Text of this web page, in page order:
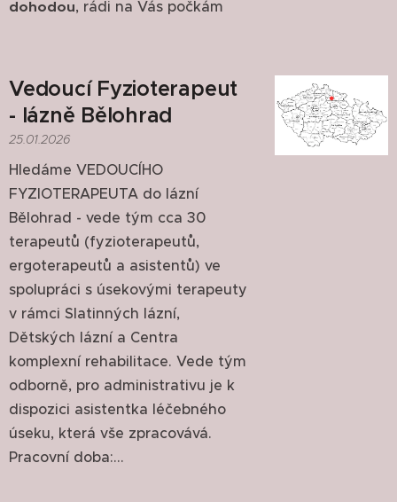
dohodou, rádi na Vás počkám
Vedoucí Fyzioterapeut
- lázně Bělohrad
25.01.2026
Hledáme VEDOUCÍHO
FYZIOTERAPEUTA do lázní
Bělohrad - vede tým cca 30
terapeutů (fyzioterapeutů,
ergoterapeutů a asistentů) ve
spolupráci s úsekovými terapeuty
v rámci Slatinných lázní,
Dětských lázní a Centra
komplexní rehabilitace. Vede tým
odborně, pro administrativu je k
dispozici asistentka léčebného
úseku, která vše zpracovává.
Pracovní doba:...